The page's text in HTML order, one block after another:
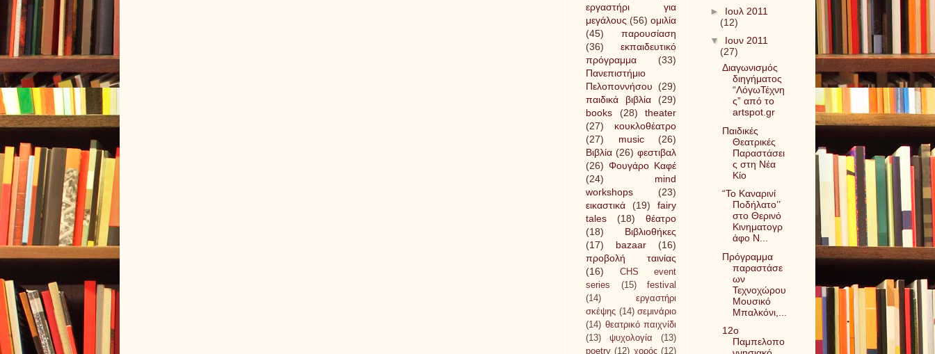
εργαστήρι για
μεγάλους (56) ομιλία
(45)
παρουσίαση
(36)
εκπαιδευτικό
πρόγραμμα
(33)
Πανεπιστήμιο
Πελοποννήσου
(29)
παιδικά βιβλία
(29)
books
(28)
theater
(27)
κουκλοθέατρο
(27)
music
(26)
Βιβλία (26) φεστιβαλ
(26) Φουγάρο Καφέ
(24)
mind
workshops
(23)
εικαστικά
(19)
fairy
tales
(18)
θέατρο
(18)
Βιβλιοθήκες
(17)
bazaar
(16)
προβολή ταινίας
(16)
CHS event
series
(15)
festival
(14)
εργαστήρι
σκέψης (14) σεμινάριο
(14) θεατρικό παιχνίδι
(13)
ψυχολογία
(13)
poetry (12) χορός (12)
► Ιουλ 2011
(12)
▼ Ιουν 2011
(27)
Διαγωνισμός
διηγήματος
“ΛόγωΤέχνη
ς” από το
artspot.gr
Παιδικές
Θεατρικές
Παραστάσει
ς στη Νέα
Κίο
“Το Καναρινί
Ποδήλατο’’
στο Θερινό
Κινηματογρ
άφο Ν...
Πρόγραμμα
παραστάσε
ων
Τεχνοχώρου
Μουσικό
Μπαλκόνι,...
12ο
Παμπελοπο